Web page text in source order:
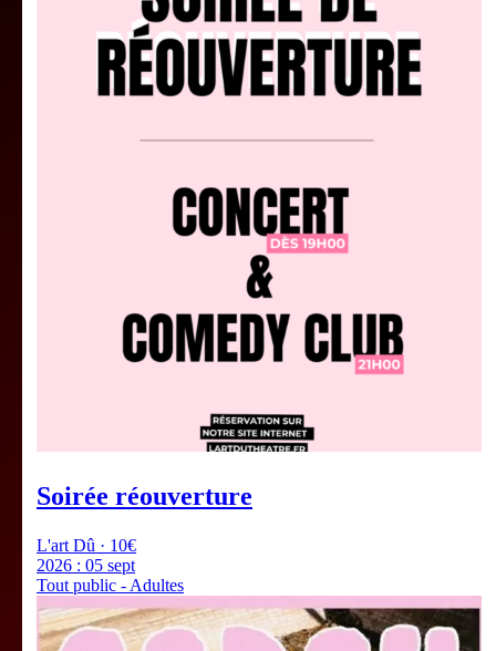
Soirée réouverture
L'art Dû · 10€
2026 : 05 sept
Tout public - Adultes